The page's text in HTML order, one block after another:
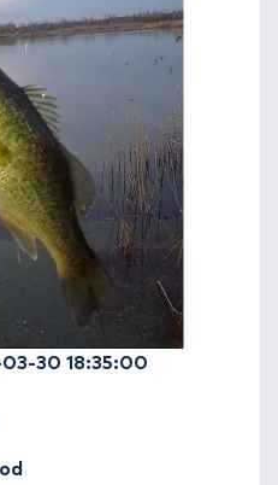
30 18:35:00